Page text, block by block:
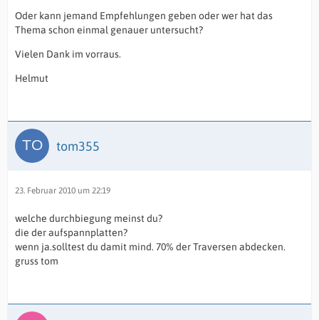
Oder kann jemand Empfehlungen geben oder wer hat das
Thema schon einmal genauer untersucht?
Vielen Dank im vorraus.
Helmut
tom355
23. Februar 2010 um 22:19
welche durchbiegung meinst du?
die der aufspannplatten?
wenn ja.solltest du damit mind. 70% der Traversen abdecken.
gruss tom